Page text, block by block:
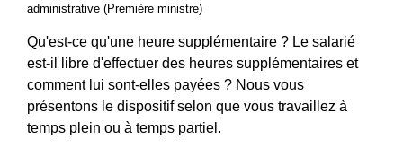
administrative (Première ministre)
Qu'est-ce qu'une heure supplémentaire ? Le salarié
est-il libre d'effectuer des heures supplémentaires et
comment lui sont-elles payées ? Nous vous
présentons le dispositif selon que vous travaillez à
temps plein ou à temps partiel.